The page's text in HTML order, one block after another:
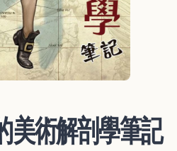
美術解剖學筆記